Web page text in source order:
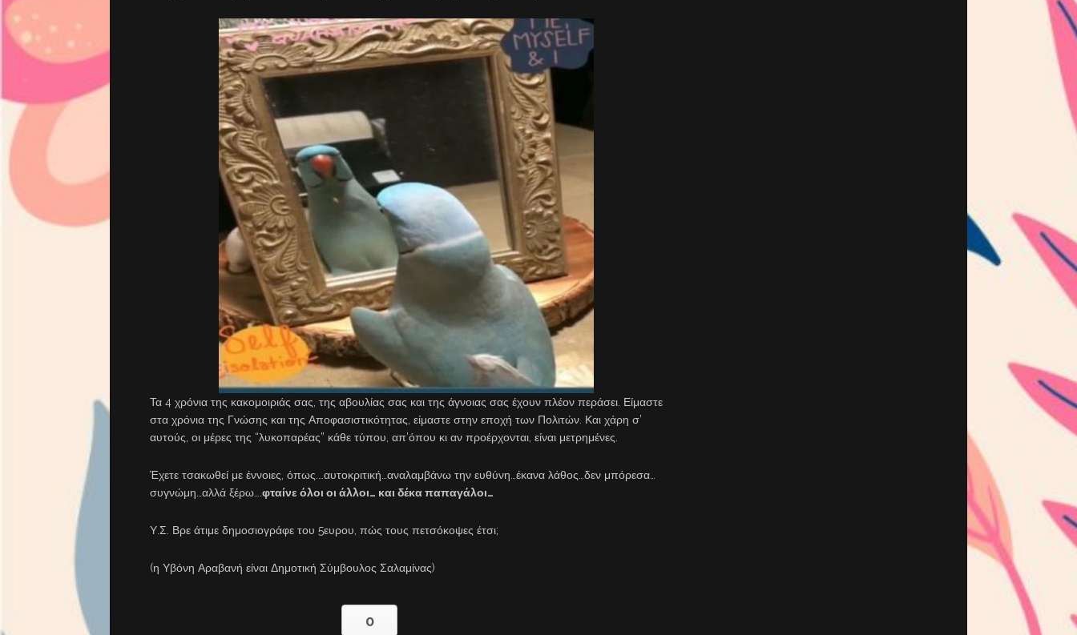
Τα 4 χρόνια της κακομοιριάς σας, της αβουλίας σας και της άγνοιας σας έχουν πλέον περάσει. Είμαστε
στα χρόνια της Γνώσης και της Αποφασιστικότητας, είμαστε στην εποχή των Πολιτών. Και χάρη σ’
αυτούς, οι μέρες της “λυκοπαρέας” κάθε τύπου, απ’όπου κι αν προέρχονται, είναι μετρημένες.
Έχετε τσακωθεί με έννοιες, όπως.…αυτοκριτική…αναλαμβάνω την ευθύνη…έκανα λάθος…δεν μπόρεσα…
συγνώμη…αλλά ξέρω…. φταίνε όλοι οι άλλοι… και δέκα παπαγάλοι…
Υ.Σ. Βρε άτιμε δημοσιογράφε του 5ευρου, πώς τους πετσόκοψες έτσι;
(η Υβόνη Αραβανή είναι Δημοτική Σύμβουλος Σαλαμίνας)
0